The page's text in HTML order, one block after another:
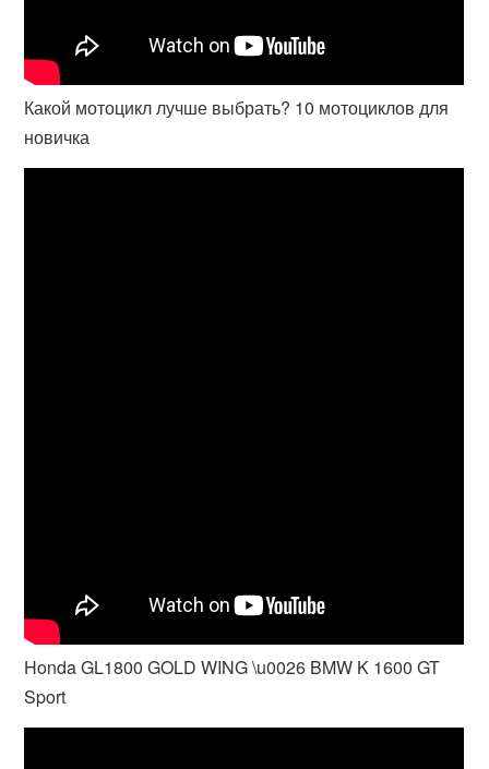
Какой мотоцикл лучше выбрать? 10 мотоциклов для
новичка
Honda GL1800 GOLD WING \u0026 BMW K 1600 GT
Sport